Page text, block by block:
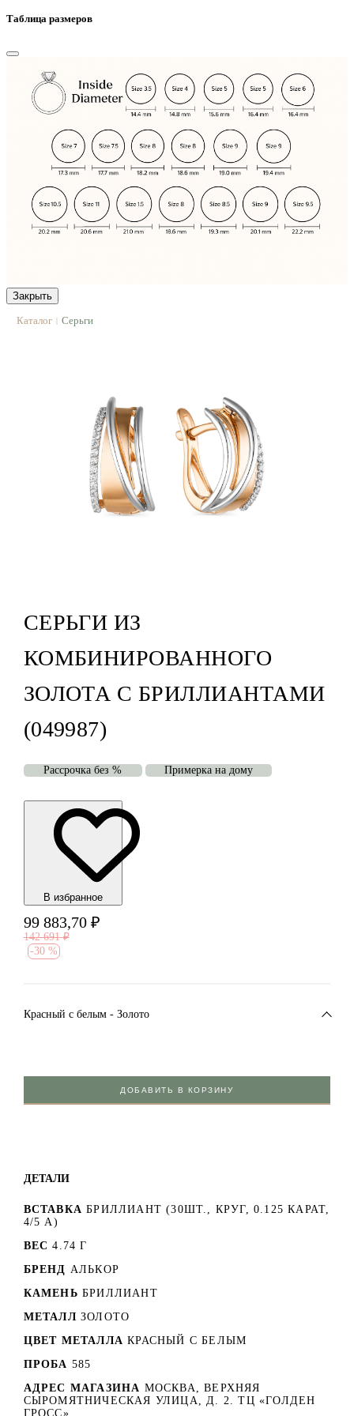
Таблица размеров
Закрыть
Каталог | Серьги
СЕРЬГИ ИЗ
КОМБИНИРОВАННОГО
ЗОЛОТА С БРИЛЛИАНТАМИ
(049987)
Рассрочка без % Примерка на дому
В избранноe
99 883,70 ₽
142 691 ₽
-30 %
Красный c белым - Золото
ДОБАВИТЬ В КОРЗИНУ
ДЕТАЛИ
ВСТАВКА БРИЛЛИАНТ (30ШТ., КРУГ, 0.125 КАРАТ,
4/5 А)
ВЕС 4.74 Г
БРЕНД АЛЬКОР
КАМЕНЬ БРИЛЛИАНТ
МЕТАЛЛ ЗОЛОТО
ЦВЕТ МЕТАЛЛА КРАСНЫЙ C БЕЛЫМ
ПРОБА 585
АДРЕС МАГАЗИНА МОСКВА, ВЕРХНЯЯ
СЫРОМЯТНИЧЕСКАЯ УЛИЦА, Д. 2. ТЦ «ГОЛДЕН
ГРОСС»